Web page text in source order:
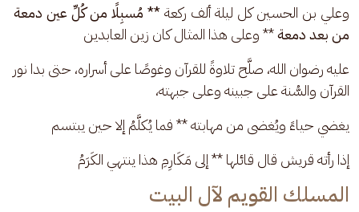
وعلي بن الحسين كل ليلة ألف ركعة ** مُسبِلًا من كُلِّ عين دمعة
من بعد دمعة ** وعلى هذا المثال كان زين العابدين
عليه رضوان الله، صلَّح تلاوةً للقرآن وغوصًا على أسراره، حتى بدا نور
القرآن والسُّنة على جبينه وعلى جبهته،
يغضي حياءً ويُغضى من مهابته ** فما يُكلَّمُ إلا حين يبتسم
إذا رأته قريش قال قائلها ** إلى مَكَارِمِ هذا ينتهي الكَرَمُ
المسلك القويم لآل البيت